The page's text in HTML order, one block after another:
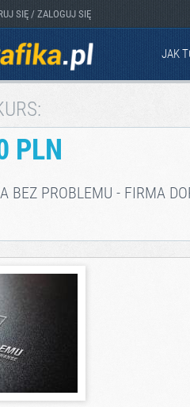
SIĘ / ZALOGUJ SIĘ
JAK
PLN
BEZ PROBLEMU - FIRMA